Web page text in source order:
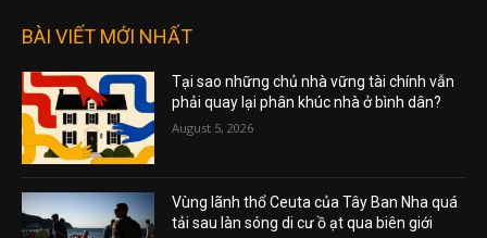
BÀI VIẾT MỚI NHẤT
Tại sao những chủ nhà vững tài chính vẫn
phải quay lại phân khúc nhà ở bình dân?
August 5, 2026
Vùng lãnh thổ Ceuta của Tây Ban Nha quá
tải sau làn sóng di cư ồ ạt qua biên giới